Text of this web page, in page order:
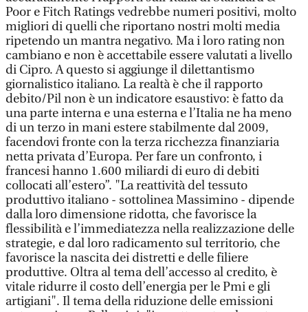
Poor e Fitch Ratings vedrebbe numeri positivi, molto
migliori di quelli che riportano nostri molti media
ripetendo un mantra negativo. Ma i loro rating non
cambiano e non è accettabile essere valutati a livello
di Cipro. A questo si aggiunge il dilettantismo
giornalistico italiano. La realtà è che il rapporto
debito/Pil non è un indicatore esaustivo: è fatto da
una parte interna e una esterna e l’Italia ne ha meno
di un terzo in mani estere stabilmente dal 2009,
facendovi fronte con la terza ricchezza finanziaria
netta privata d’Europa. Per fare un confronto, i
francesi hanno 1.600 miliardi di euro di debiti
collocati all’estero”. "La reattività del tessuto
produttivo italiano - sottolinea Massimino - dipende
dalla loro dimensione ridotta, che favorisce la
flessibilità e l’immediatezza nella realizzazione delle
strategie, e dal loro radicamento sul territorio, che
favorisce la nascita dei distretti e delle filiere
produttive. Oltra al tema dell’accesso al credito, è
vitale ridurre il costo dell’energia per le Pmi e gli
artigiani". Il tema della riduzione delle emissioni